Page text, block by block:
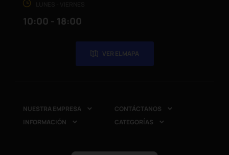
10:00 - 18:00
VER EL MAPA
NUESTRA EMPRESA  CONTÁCTANOS 
INFORMACIÓN  CATEGORÍAS 